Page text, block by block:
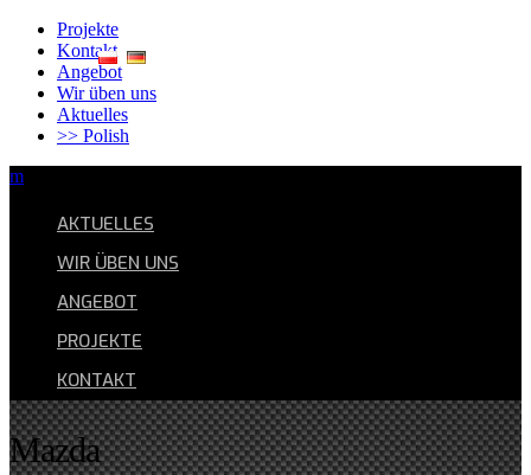
Projekte
Kontakt
Angebot
Wir üben uns
Aktuelles
>> Polish
m
AKTUELLES
WIR ÜBEN UNS
ANGEBOT
PROJEKTE
KONTAKT
Mazda